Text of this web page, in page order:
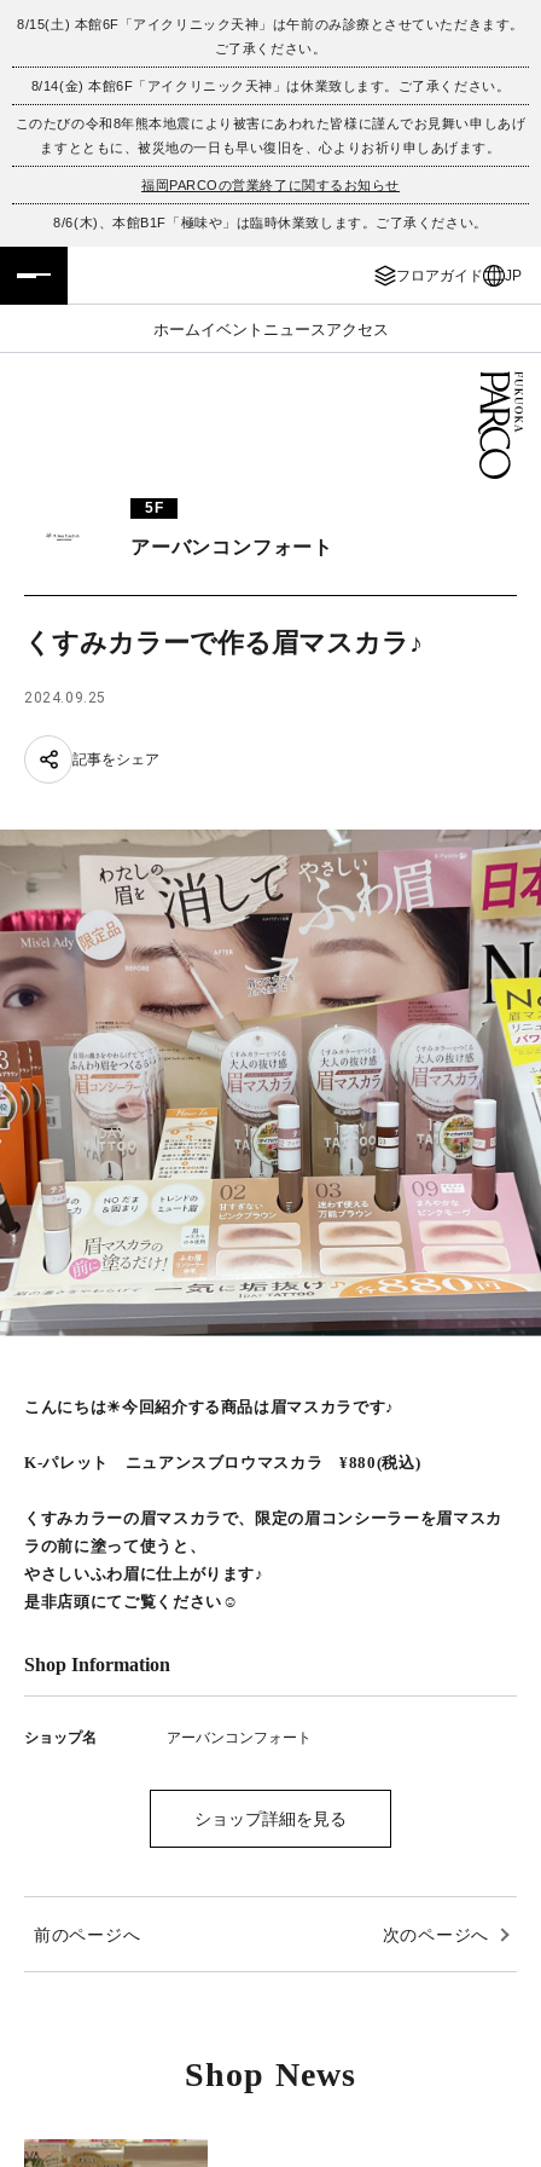
8/15(土) 本館6F「アイクリニック天神」は午前のみ診療とさせていただきます。
ご了承ください。
8/14(金) 本館6F「アイクリニック天神」は休業致します。ご了承ください。
このたびの令和8年熊本地震により被害にあわれた皆様に謹んでお見舞い申しあげ
ますとともに、被災地の一日も早い復旧を、心よりお祈り申しあげます。
福岡PARCOの営業終了に関するお知らせ
8/6(木)、本館B1F「極味や」は臨時休業致します。ご了承ください。
フロアガイド JP
ホームイベント ニュース アクセス
フロアガイド
施設案内・アクセス
イベント・ポップアップ
ニュース
レストラン・カフェ
ENGLISH
繁体字
한국어
ภาษาไทย
5F
アーバンコンフォート
くすみカラーで作る眉マスカラ♪
2024.09.25
記事をシェア
こんにちは☀︎今回紹介する商品は眉マスカラです♪
K-パレット ニュアンスブロウマスカラ ¥880(税込)
くすみカラーの眉マスカラで、限定の眉コンシーラーを眉マスカ
ラの前に塗って使うと、
やさしいふわ眉に仕上がります♪
是非店頭にてご覧ください☺︎
Shop Information
ショップ名 アーバンコンフォート
ショップ詳細を見る
前のページへ 次のページへ
Shop News